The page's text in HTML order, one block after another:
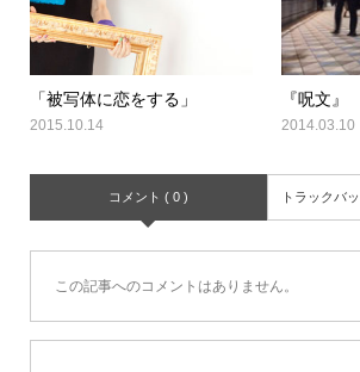
「被写体に恋をする」
2015.10.14
『呪文』
2014.03.10
コメント ( 0 ) トラックバ
この記事へのコメントはありません。